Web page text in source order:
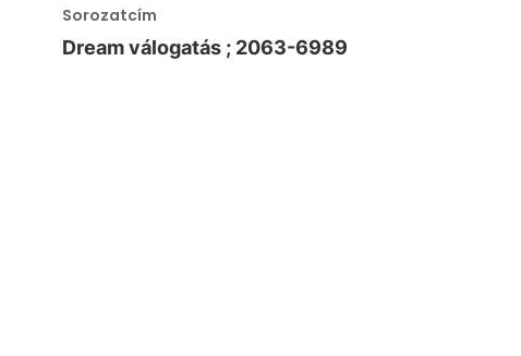
Sorozatcím
Dream válogatás ; 2063-6989